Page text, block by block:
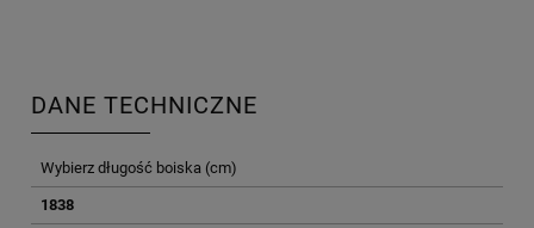
DANE TECHNICZNE
Wybierz długość boiska (cm)
1838